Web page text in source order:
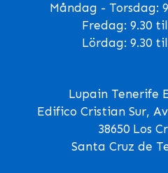
Måndag - Torsdag:
Fredag: 9.30
Lördag: 9.30
Lupain Tenerife
Edifico Cristian Sur,
38650 Los
Santa Cruz de